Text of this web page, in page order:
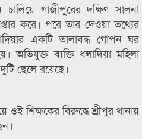
গাজীপুরের দক্ষিণ সালনা
করে। পরে তার দেওয়া তথ্যের
একটি তালাবদ্ধ গোপন ঘর
অভিযুক্ত ব্যক্তি ধলাদিয়া মহিলা
ছেলে রয়েছে।
ওই শিক্ষকের বিরুদ্ধে শ্রীপুর থানায়